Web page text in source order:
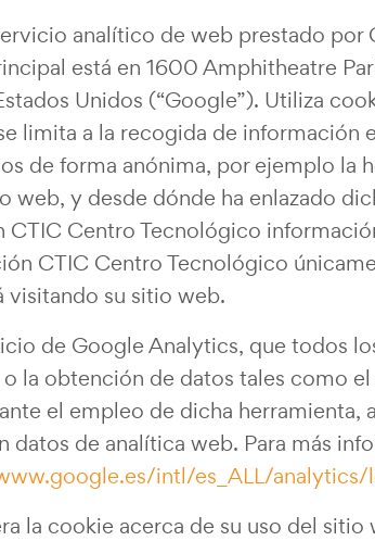
analítico de web prestado por
está en 1600 Amphitheatre
Unidos (“Google”). Utiliza
limita a la recogida de información
de forma anónima, por ejemplo la
web, y desde dónde ha enlazado
CTIC Centro Tecnológico
CTIC Centro Tecnológico
visitando su sitio web.
de Google Analytics, que todos
la obtención de datos tales como
el empleo de dicha herramienta,
datos de analítica web. Para más
intl/es_ALL/analytics/
la cookie acerca de su uso del